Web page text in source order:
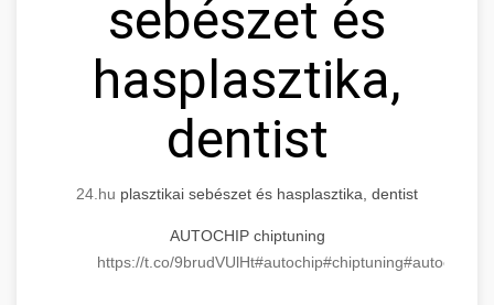
sebészet és
hasplasztika,
dentist
24.hu plasztikai sebészet és hasplasztika, dentist
AUTOCHIP chiptuning
https://t.co/9brudVUlHt#autochip#chiptuning#autochip